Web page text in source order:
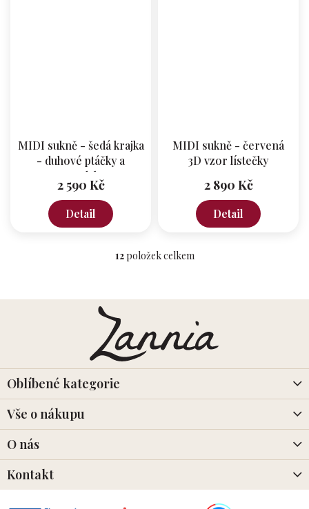
MIDI sukně - šedá krajka
- duhové ptáčky a
mandaly
2 590 Kč
Detail
MIDI sukně - červená
3D vzor lístečky
2 890 Kč
Detail
O
á
c
í
p
k
v
p
12položek celkem
t
Oblíbené kategorie
Vše o nákupu
O nás
Kontakt